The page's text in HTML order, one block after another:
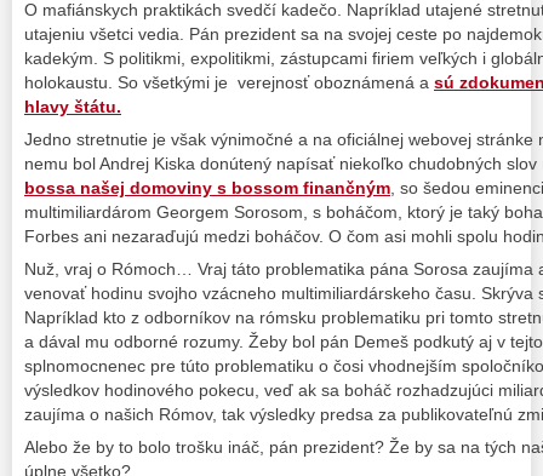
O mafiánskych praktikách svedčí kadečo. Napríklad utajené
utajeniu všetci vedia. Pán prezident sa na svojej ceste po
kadekým. S politikmi, expolitikmi, zástupcami firiem veľkých i
holokaustu. So všetkými je verejnosť oboznámená a sú
hlavy štátu.
Jedno stretnutie je však výnimočné a na oficiálnej webovej stránke
nemu bol Andrej Kiska donútený napísať niekoľko chudobných
bossa našej domoviny s bossom finančným , so šedou
multimiliardárom Georgem Sorosom, s boháčom, ktorý je taký
Forbes ani nezaraďujú medzi boháčov. O čom asi mohli spolu
Nuž, vraj o Rómoch… Vraj táto problematika pána Sorosa zaujíma
venovať hodinu svojho vzácneho multimiliardárskeho času. Skrýva
Napríklad kto z odborníkov na rómsku problematiku pri tomto
a dával mu odborné rozumy. Žeby bol pán Demeš podkutý aj v
splnomocnenec pre túto problematiku o čosi vhodnejším
výsledkov hodinového pokecu, veď ak sa boháč rozhadzujúci
zaujíma o našich Rómov, tak výsledky predsa za publikovateľnú
Alebo že by to bolo trošku ináč, pán prezident? Že by sa na tých
úplne všetko?